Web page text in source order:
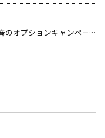
【６月１５日まで❗️期間限定】釧路スバル 春のオプションキャンペーン開催中‼️